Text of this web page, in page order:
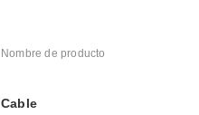
Nombre de producto
Cable